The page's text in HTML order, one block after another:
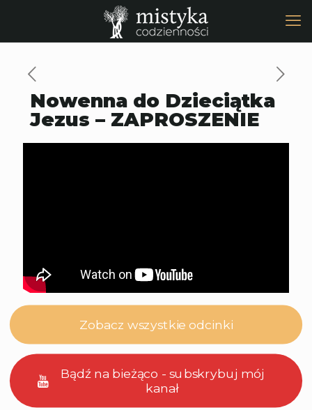
Nowenna do Dzieciątka
Jezus – ZAPROSZENIE
Zobacz wszystkie odcinki
Bądź na bieżąco - subskrybuj mój
kanał